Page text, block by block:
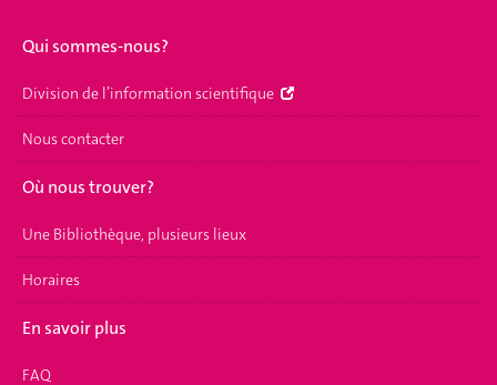
Qui sommes-nous?
Division de l’information scientifique
Nous contacter
Où nous trouver?
Une Bibliothèque, plusieurs lieux
Horaires
En savoir plus
FAQ